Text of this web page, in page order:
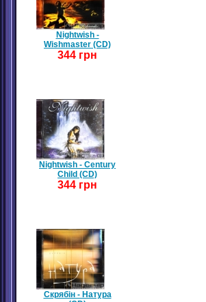
Nightwish -
Wishmaster (CD)
344 грн
Nightwish - Century
Child (CD)
344 грн
Скрябін - Натура